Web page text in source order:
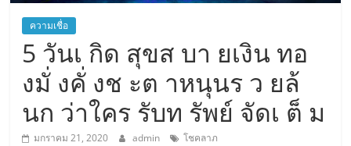
ความเชื่อ
5 วันเ กิด สุขส บา ยเงิน ทอ
งมั่ งคั่ งช ะต าหนุนร ว ยล้
นก ว่าใคร รับท รัพย์ จัดเ ต็ ม
มกราคม 21, 2020 admin โชคลาภ